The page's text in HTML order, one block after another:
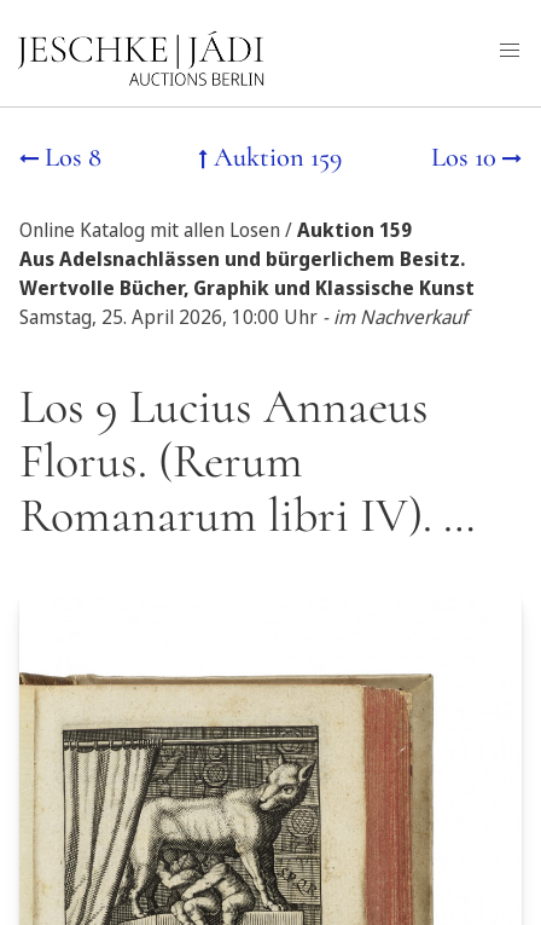
Los 8 Auktion 159 Los 10
Online Katalog mit allen Losen /Auktion 159
Aus Adelsnachlässen und bürgerlichem Besitz.
Wertvolle Bücher, Graphik und Klassische Kunst
Samstag, 25. April 2026, 10:00 Uhr - im Nachverkauf
Los 9 Lucius Annaeus
Florus. (Rerum
Romanarum libri IV). …